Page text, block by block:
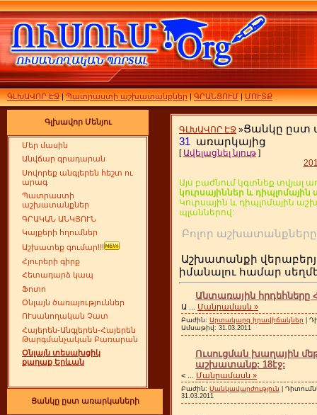
ԳԼԽԱՎՈՐ ԷՋ|Պատրաստի աշխատանքներ|ԳՐԱՆՑՈՒՄ|ՄՈՒՏՔ
Գլխավոր Մենյու
Մեր մասին
Անվճար գրադարան
Սովորեք անգլերեն հեշտ ու
արագ
Պատրաստի
աշխատանքներ
ԳՐԱԿԱՆ ԱՆԿՅՈՒՆ
Կայքերի հղումներ
Աշխատեք գումար!!!
Հյուրերի գիրք
Հետադարձ կապ
Ֆոտո
Օնլայն ծառայություններ
ՈՒսանողական Չատ
Հայերեն-Անգլերեն-Հայերեն
Թարգմանչական Բառարան
Օնլայն տեսախցիկ
քաղաք Երևան
Ցանկը ըստ առարկաների
ԳԼԽԱՎՈՐ ԷՋ »Ցանկը ըստ
31 առարկայից
[ Ավելացնել նյութ ]
Այս բաժնում կգտնեք տվյալ
կուրսայիններ և
Կուրսային և դիպլոմային
պլաններով:
Բոլոր
Աշխատանքի
իմանալու համար
Անտառային հրդեհները
Ա Մանրամասն »
Բաժին: Արտակարգ իրավիճակներ |
Ամսաթիվ: 31.03.2011
Ուսուցման խաղային
աշխատանք: 18էջ:
< Մանրամասն »
Բաժին: Մանկավարժություն |
31.03.2011